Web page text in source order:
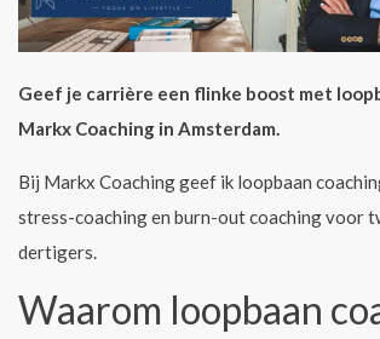
Geef je carrière een flinke boost met
Markx Coaching in Amsterdam.
Bij Markx Coaching geef ik loopbaan
stress-coaching en burn-out coaching voor
dertigers.
Waarom loopbaan